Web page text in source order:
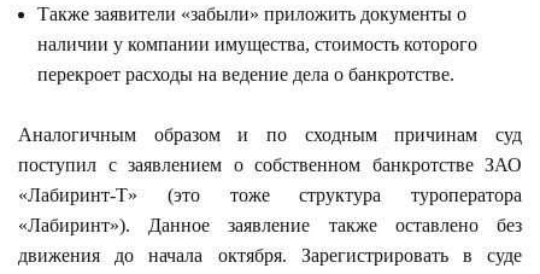
Также заявители «забыли» приложить документы о
наличии у компании имущества, стоимость которого
перекроет расходы на ведение дела о банкротстве.
Аналогичным образом и по сходным причинам суд
поступил с заявлением о собственном банкротстве ЗАО
«Лабиринт-Т» (это тоже структура туроператора
«Лабиринт»). Данное заявление также оставлено без
движения до начала октября. Зарегистрировать в суде